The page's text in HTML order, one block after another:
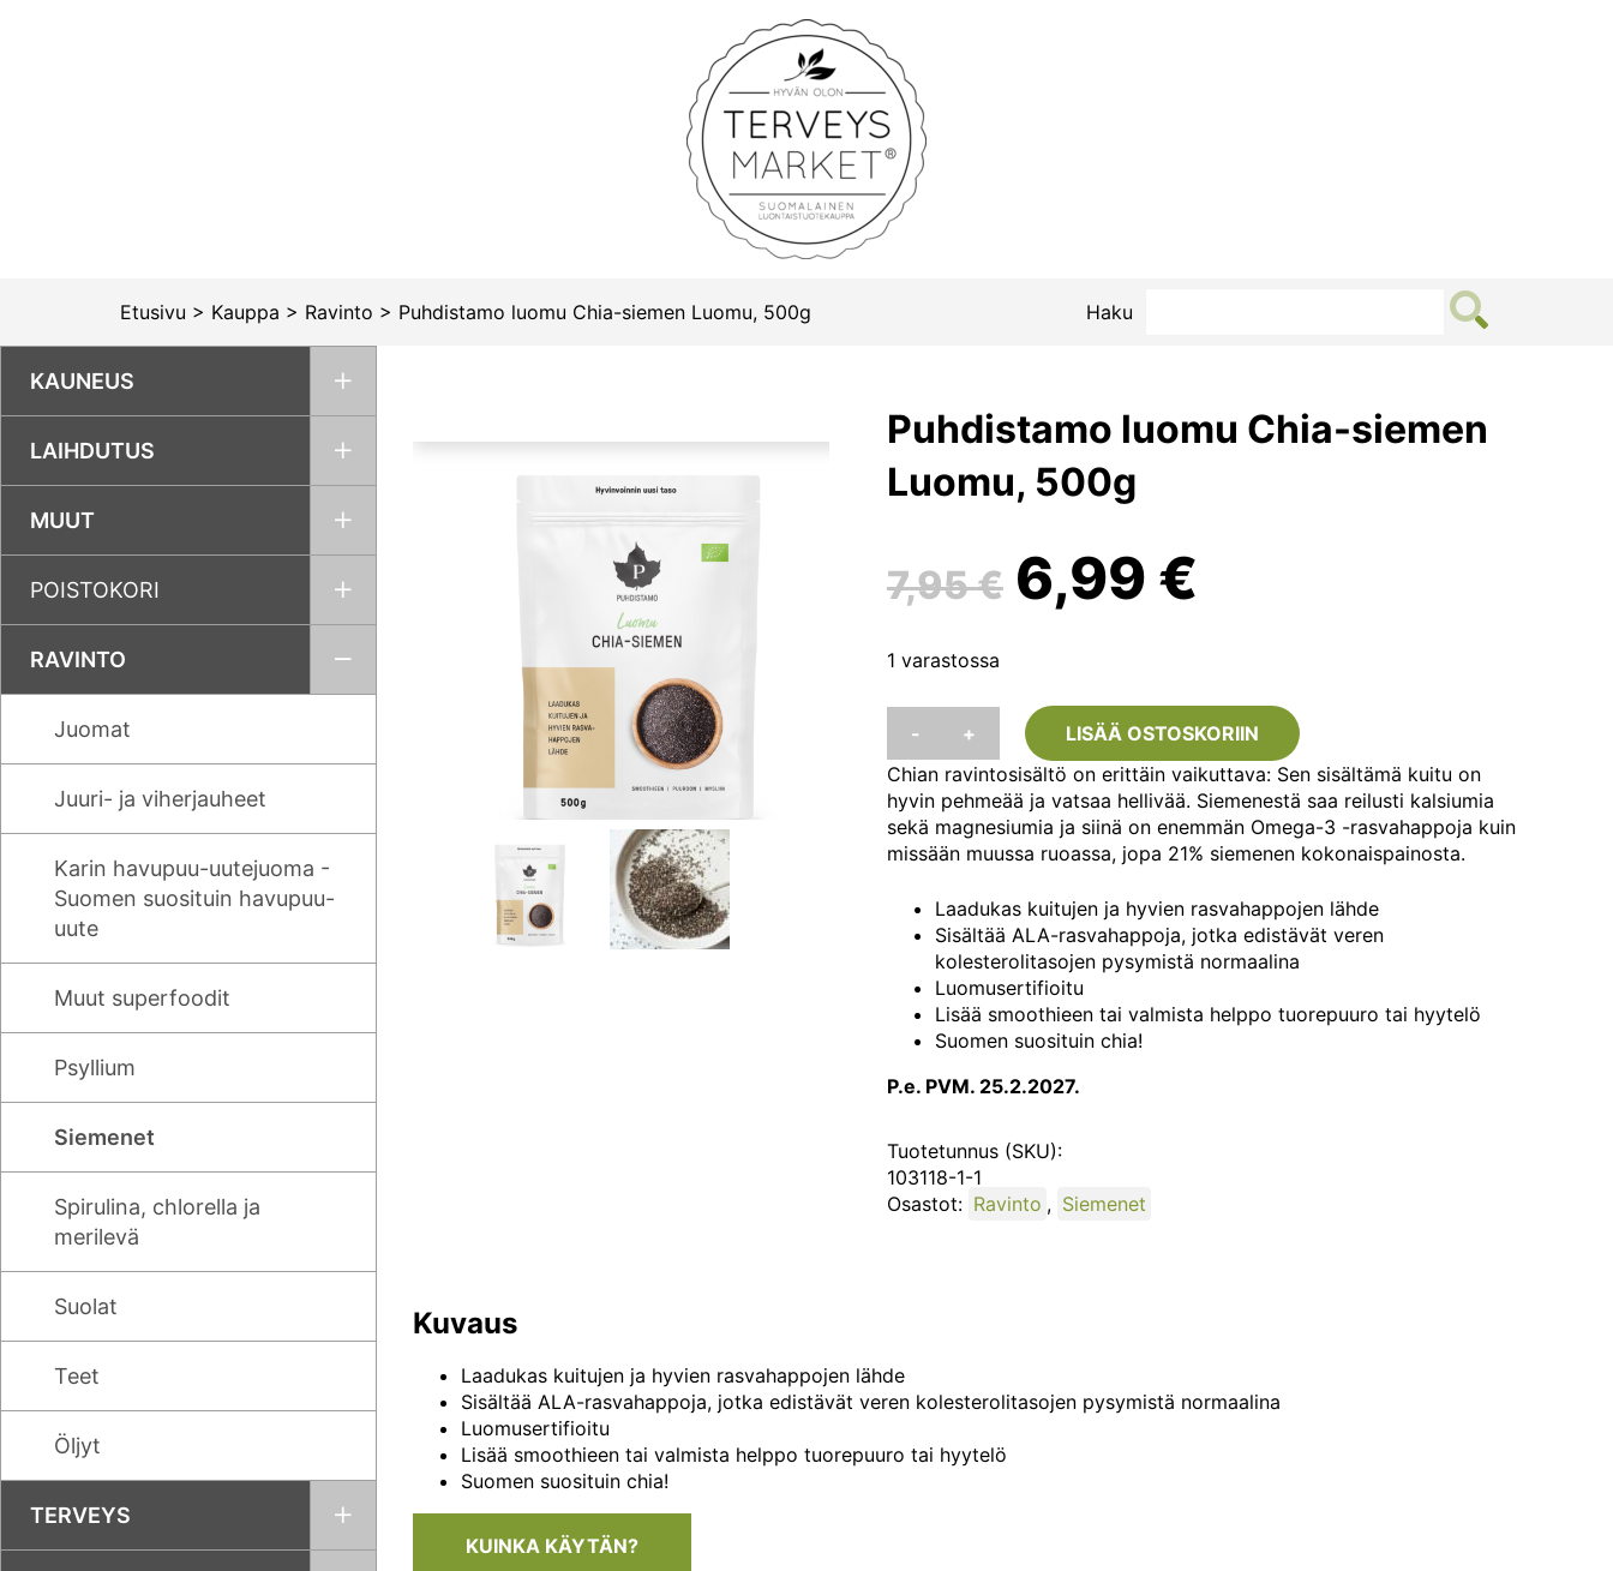
Terveysmarket
Etusivu > Kauppa > Ravinto > Puhdistamo luomu Chia-siemen Luomu, 500g Haku
KAUNEUS
LAIHDUTUS
MUUT
POISTOKORI
RAVINTO
Juomat
Juuri- ja viherjauheet
Karin havupuu-uutejuoma -
Suomen suosituin havupuu-
uute
Muut superfoodit
Psyllium
Siemenet
Spirulina, chlorella ja
merilevä
Suolat
Teet
Öljyt
TERVEYS
Puhdistamo luomu Chia-siemen
Luomu, 500g
7,95€ Alkuperäinen
oli:
7,95 €.
6,99 €
on:
6,99 €.
1 varastossa
-
Puhdistamo
luomu
Chia-
siemen
Luomu,
500g
+
LISÄÄ OSTOSKORIIN
Chian ravintosisältö on erittäin vaikuttava: Sen sisältämä kuitu on
hyvin pehmeää ja vatsaa hellivää. Siemenestä saa reilusti kalsiumia
sekä magnesiumia ja siinä on enemmän Omega-3 -rasvahappoja kuin
missään muussa ruoassa, jopa 21% siemenen kokonaispainosta.
Laadukas kuitujen ja hyvien rasvahappojen lähde
Sisältää ALA-rasvahappoja, jotka edistävät veren
kolesterolitasojen pysymistä normaalina
Luomusertifioitu
Lisää smoothieen tai valmista helppo tuorepuuro tai hyytelö
Suomen suosituin chia!
P.e. PVM. 25.2.2027.
Tuotetunnus (SKU):
103118-1-1
Osastot: Ravinto , Siemenet
Kuvaus
Laadukas kuitujen ja hyvien rasvahappojen lähde
Sisältää ALA-rasvahappoja, jotka edistävät veren kolesterolitasojen pysymistä normaalina
Luomusertifioitu
Lisää smoothieen tai valmista helppo tuorepuuro tai hyytelö
Suomen suosituin chia!
KUINKA KÄYTÄN?